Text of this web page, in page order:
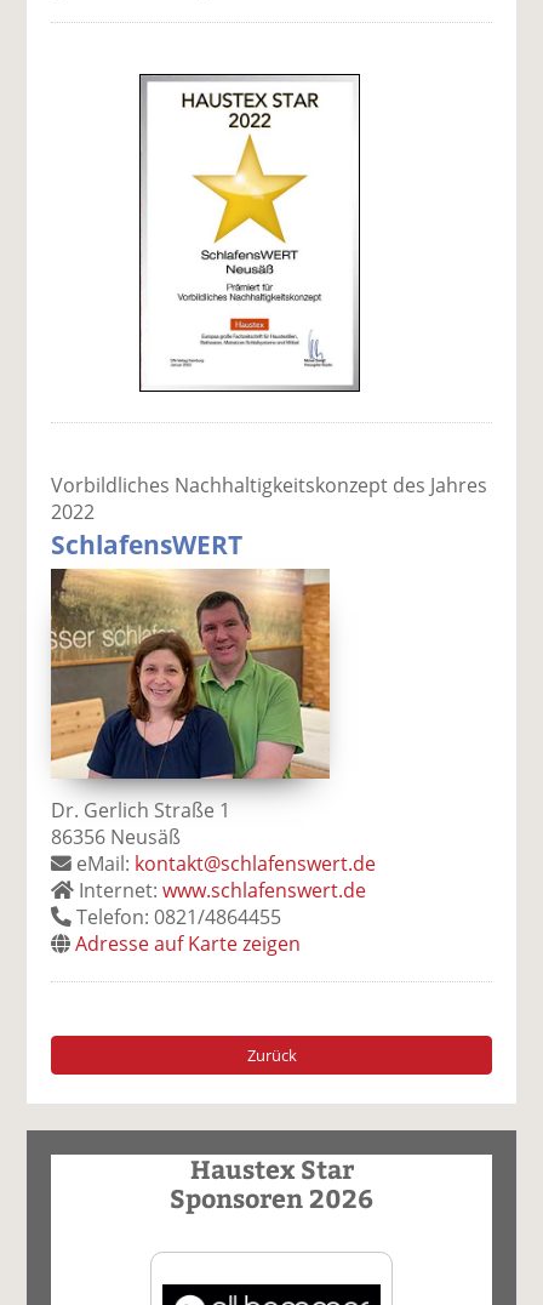
Vorbildliches Nachhaltigkeitskonzept des Jahres
2022
SchlafensWERT
Dr. Gerlich Straße 1
86356 Neusäß
eMail: kontakt@schlafenswert.de
Internet:www.schlafenswert.de
Telefon: 0821/4864455
Adresse auf Karte zeigen
Zurück